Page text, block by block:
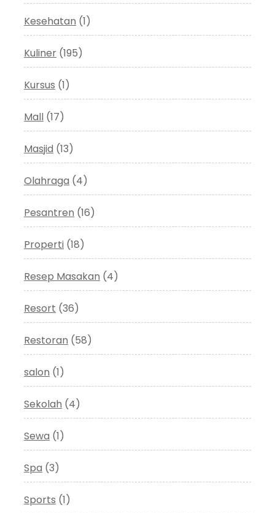
Kesehatan (1)
Kuliner (195)
Kursus (1)
Mall (17)
Masjid (13)
Olahraga (4)
Pesantren (16)
Properti (18)
Resep Masakan (4)
Resort (36)
Restoran (58)
salon (1)
Sekolah (4)
Sewa (1)
Spa (3)
Sports (1)